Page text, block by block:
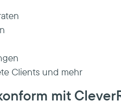
Clients und mehr
mit